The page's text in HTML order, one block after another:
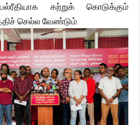
கற்றுக் கொடுக்கும்
செல்ல வேண்டும்.